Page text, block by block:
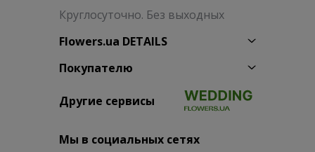
Круглосуточно. Без выходных
Flowers.ua DETAILS
Покупателю
Другие сервисы
Мы в социальных сетях